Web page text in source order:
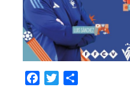
Facebook
Twitter